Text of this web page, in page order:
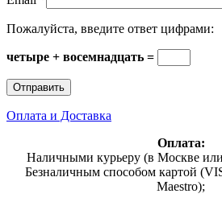
Пожалуйста, введите ответ цифрами:
четыре + восемнадцать =
Оплата и Доставка
Оплата:
Наличными курьеру (в Москве
Безналичным способом картой
Maestro);